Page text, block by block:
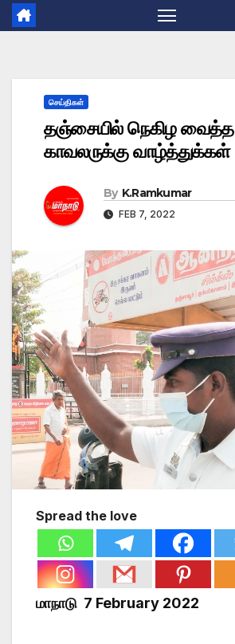
செய்திகள்
தஞ்சையில் நெகிழ வைத்த
காவலருக்கு வாழ்த்துக்கள்
By K.Ramkumar
FEB 7, 2022
Spread the love
மாநாடு 7 February 2022